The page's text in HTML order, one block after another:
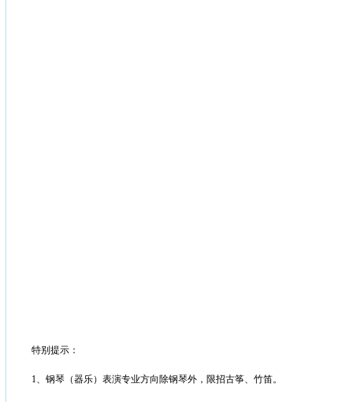
特别提示：
1、钢琴（器乐）表演专业方向除钢琴外，限招古筝、竹笛。